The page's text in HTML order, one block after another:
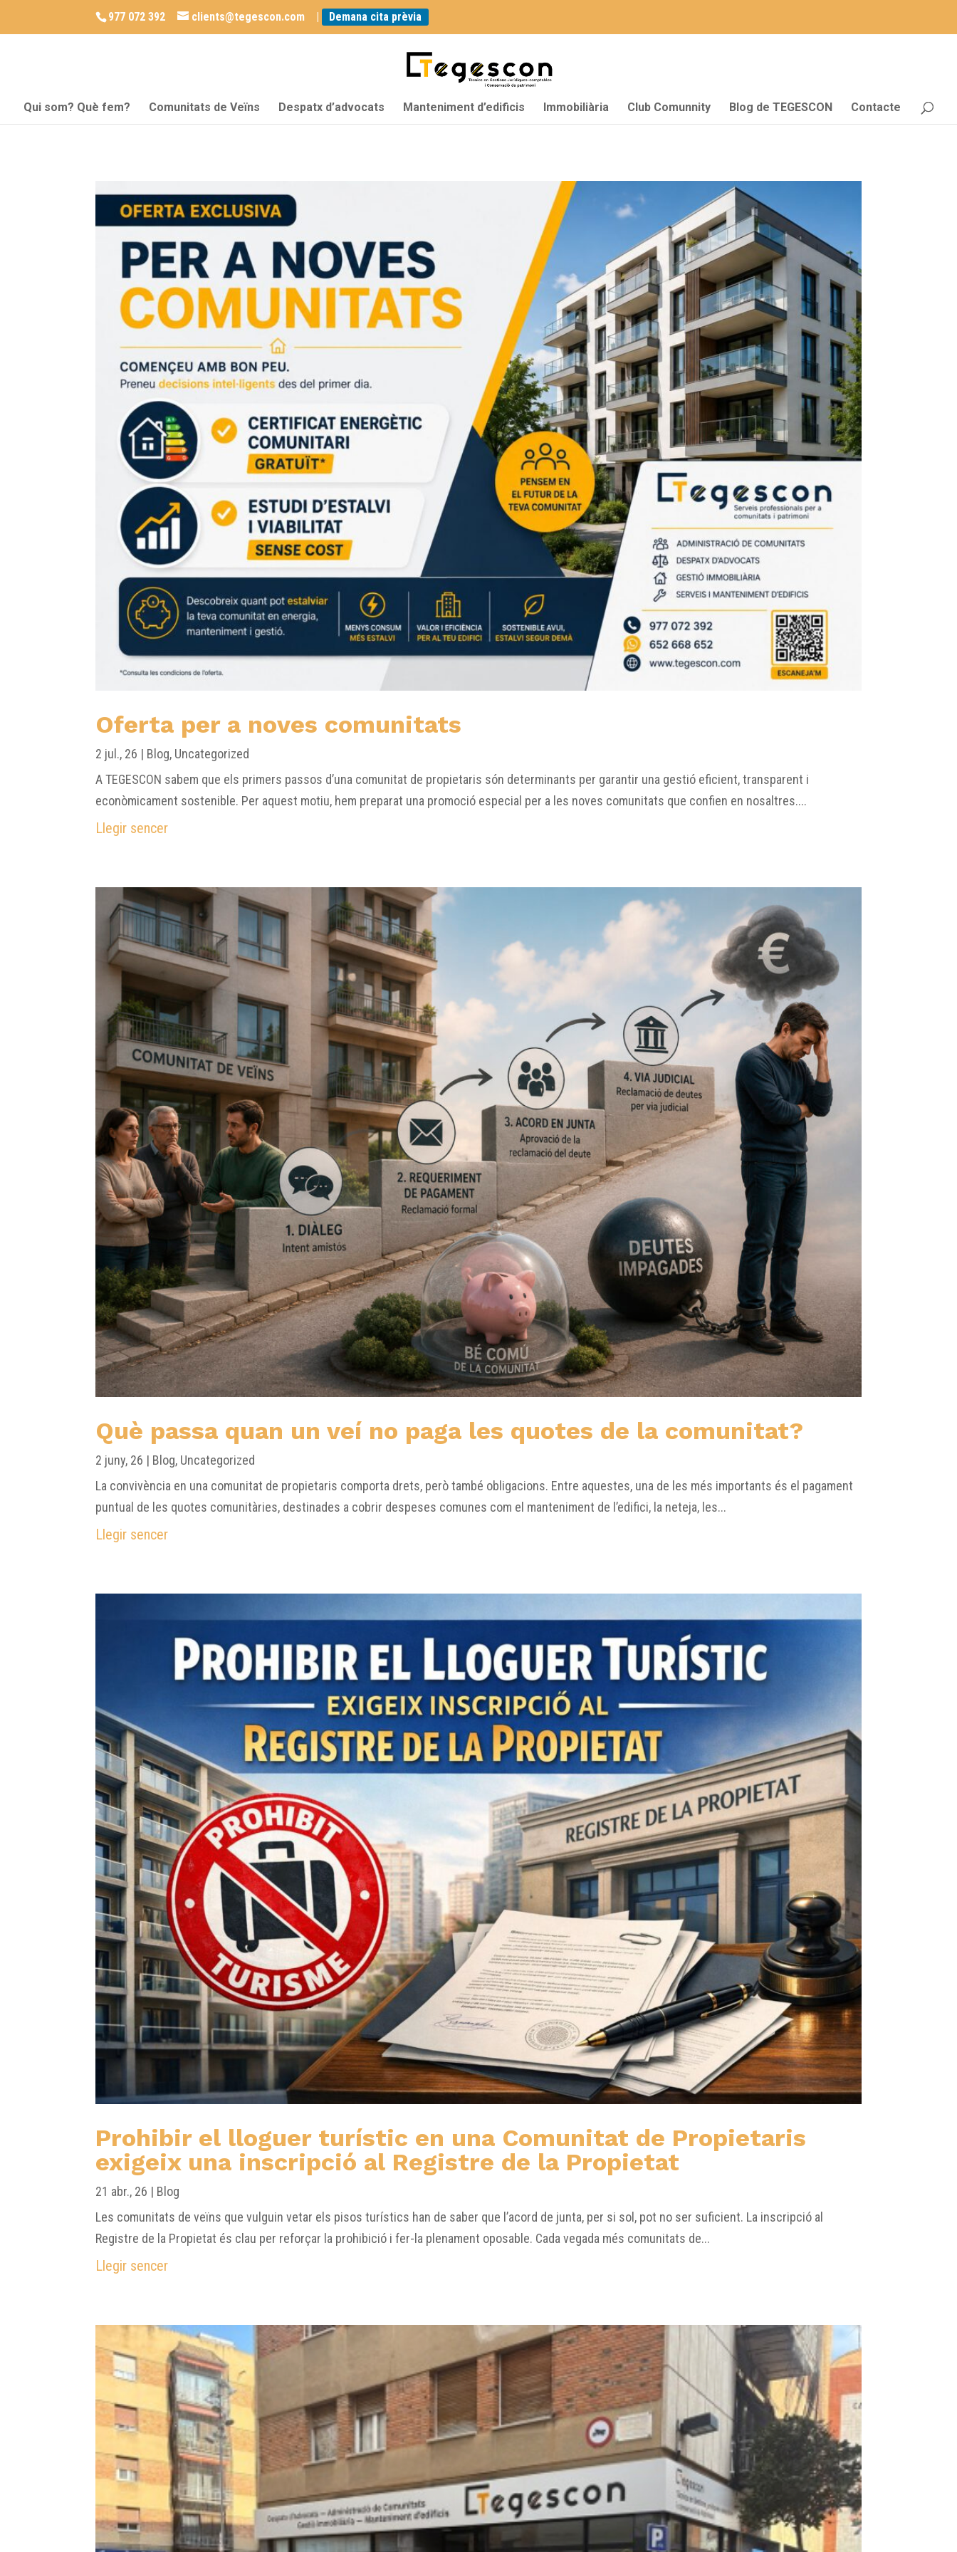
977 072 392 clients@tegescon.com | Demana cita prèvia
Qui som? Què fem? Comunitats de Veïns Despatx d’advocats Manteniment d’edificis Immobiliària Club Comunnity Blog de TEGESCON Contacte
Oferta per a noves comunitats
2 jul., 26 | Blog, Uncategorized
A TEGESCON sabem que els primers passos d’una comunitat de propietaris són determinants per garantir una gestió eficient, transparent i
econòmicament sostenible. Per aquest motiu, hem preparat una promoció especial per a les noves comunitats que confien en nosaltres....
Llegir sencer
Què passa quan un veí no paga les quotes de la comunitat?
2 juny, 26 | Blog, Uncategorized
La convivència en una comunitat de propietaris comporta drets, però també obligacions. Entre aquestes, una de les més importants és el pagament
puntual de les quotes comunitàries, destinades a cobrir despeses comunes com el manteniment de l’edifici, la neteja, les...
Llegir sencer
Prohibir el lloguer turístic en una Comunitat de Propietaris
exigeix una inscripció al Registre de la Propietat
21 abr., 26 | Blog
Les comunitats de veïns que vulguin vetar els pisos turístics han de saber que l’acord de junta, per si sol, pot no ser suficient. La inscripció al
Registre de la Propietat és clau per reforçar la prohibició i fer-la plenament oposable. Cada vegada més comunitats de...
Llegir sencer